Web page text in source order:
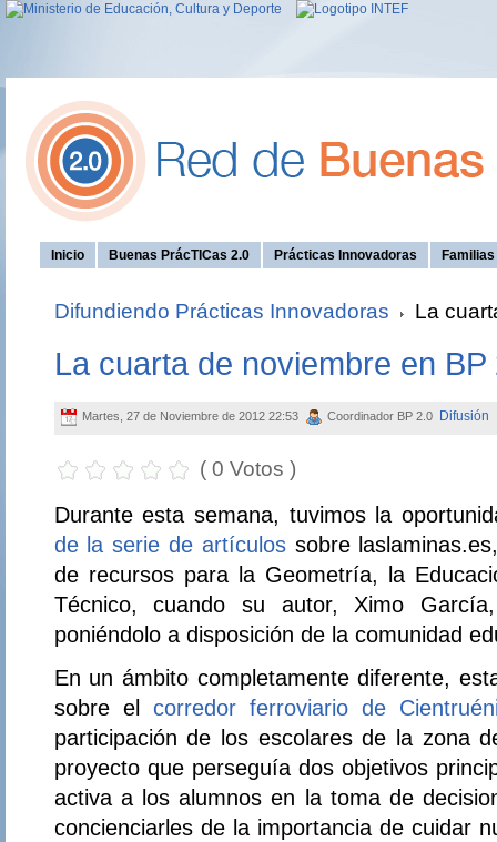
Inicio Buenas PrácTICas 2.0 Prácticas Innovadoras
Difundiendo Prácticas Innovadoras La
La cuarta de noviembre en BP
Martes, 27 de Noviembre de 2012 22:53 Coordinador BP 2.0 Difusión
( 0 Votos )
Durante esta semana, tuvimos la
de la serie de artículossobre
de recursos para la Geometría, la
Técnico, cuando su autor, Ximo
poniéndolo a disposición de la comunidad
En un ámbito completamente diferente,
sobre el corredor ferroviario de
participación de los escolares de la zona
proyecto que perseguía dos objetivos
activa a los alumnos en la toma de
concienciarles de la importancia de cuidar